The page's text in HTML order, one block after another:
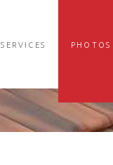
SERVICES PHOTOS